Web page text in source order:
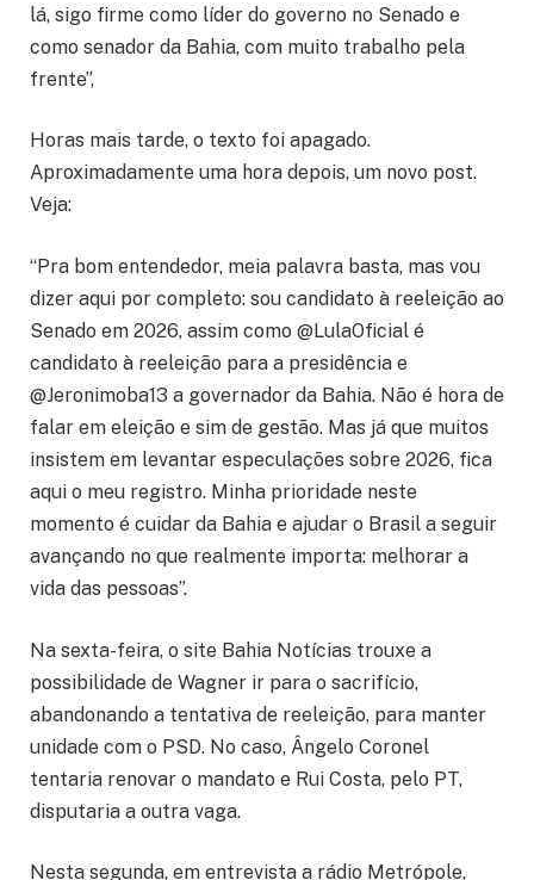
lá, sigo firme como líder do governo no Senado e
como senador da Bahia, com muito trabalho pela
frente”,
Horas mais tarde, o texto foi apagado.
Aproximadamente uma hora depois, um novo post.
Veja:
“Pra bom entendedor, meia palavra basta, mas vou
dizer aqui por completo: sou candidato à reeleição ao
Senado em 2026, assim como @LulaOficial é
candidato à reeleição para a presidência e
@Jeronimoba13 a governador da Bahia. Não é hora de
falar em eleição e sim de gestão. Mas já que muitos
insistem em levantar especulações sobre 2026, fica
aqui o meu registro. Minha prioridade neste
momento é cuidar da Bahia e ajudar o Brasil a seguir
avançando no que realmente importa: melhorar a
vida das pessoas”.
Na sexta-feira, o site Bahia Notícias trouxe a
possibilidade de Wagner ir para o sacrifício,
abandonando a tentativa de reeleição, para manter
unidade com o PSD. No caso, Ângelo Coronel
tentaria renovar o mandato e Rui Costa, pelo PT,
disputaria a outra vaga.
Nesta segunda, em entrevista a rádio Metrópole,